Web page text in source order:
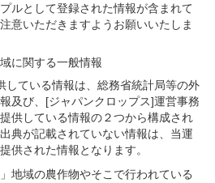
ルとして登録された情報が含まれて
意いただきますようお願いいたしま
に関する一般情報
している情報は、総務省統計局等の外
及び、[ジャパンクロップス]運営事務
供している情報の２つから構成され
典が記載されていない情報は、当運
供された情報となります。
地域の農作物やそこで行われている